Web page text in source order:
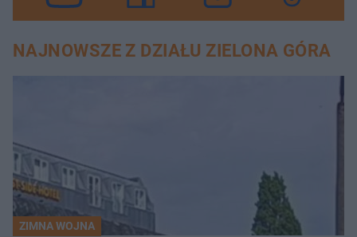
NAJNOWSZE Z DZIAŁU ZIELONA GÓRA
ZIMNA WOJNA